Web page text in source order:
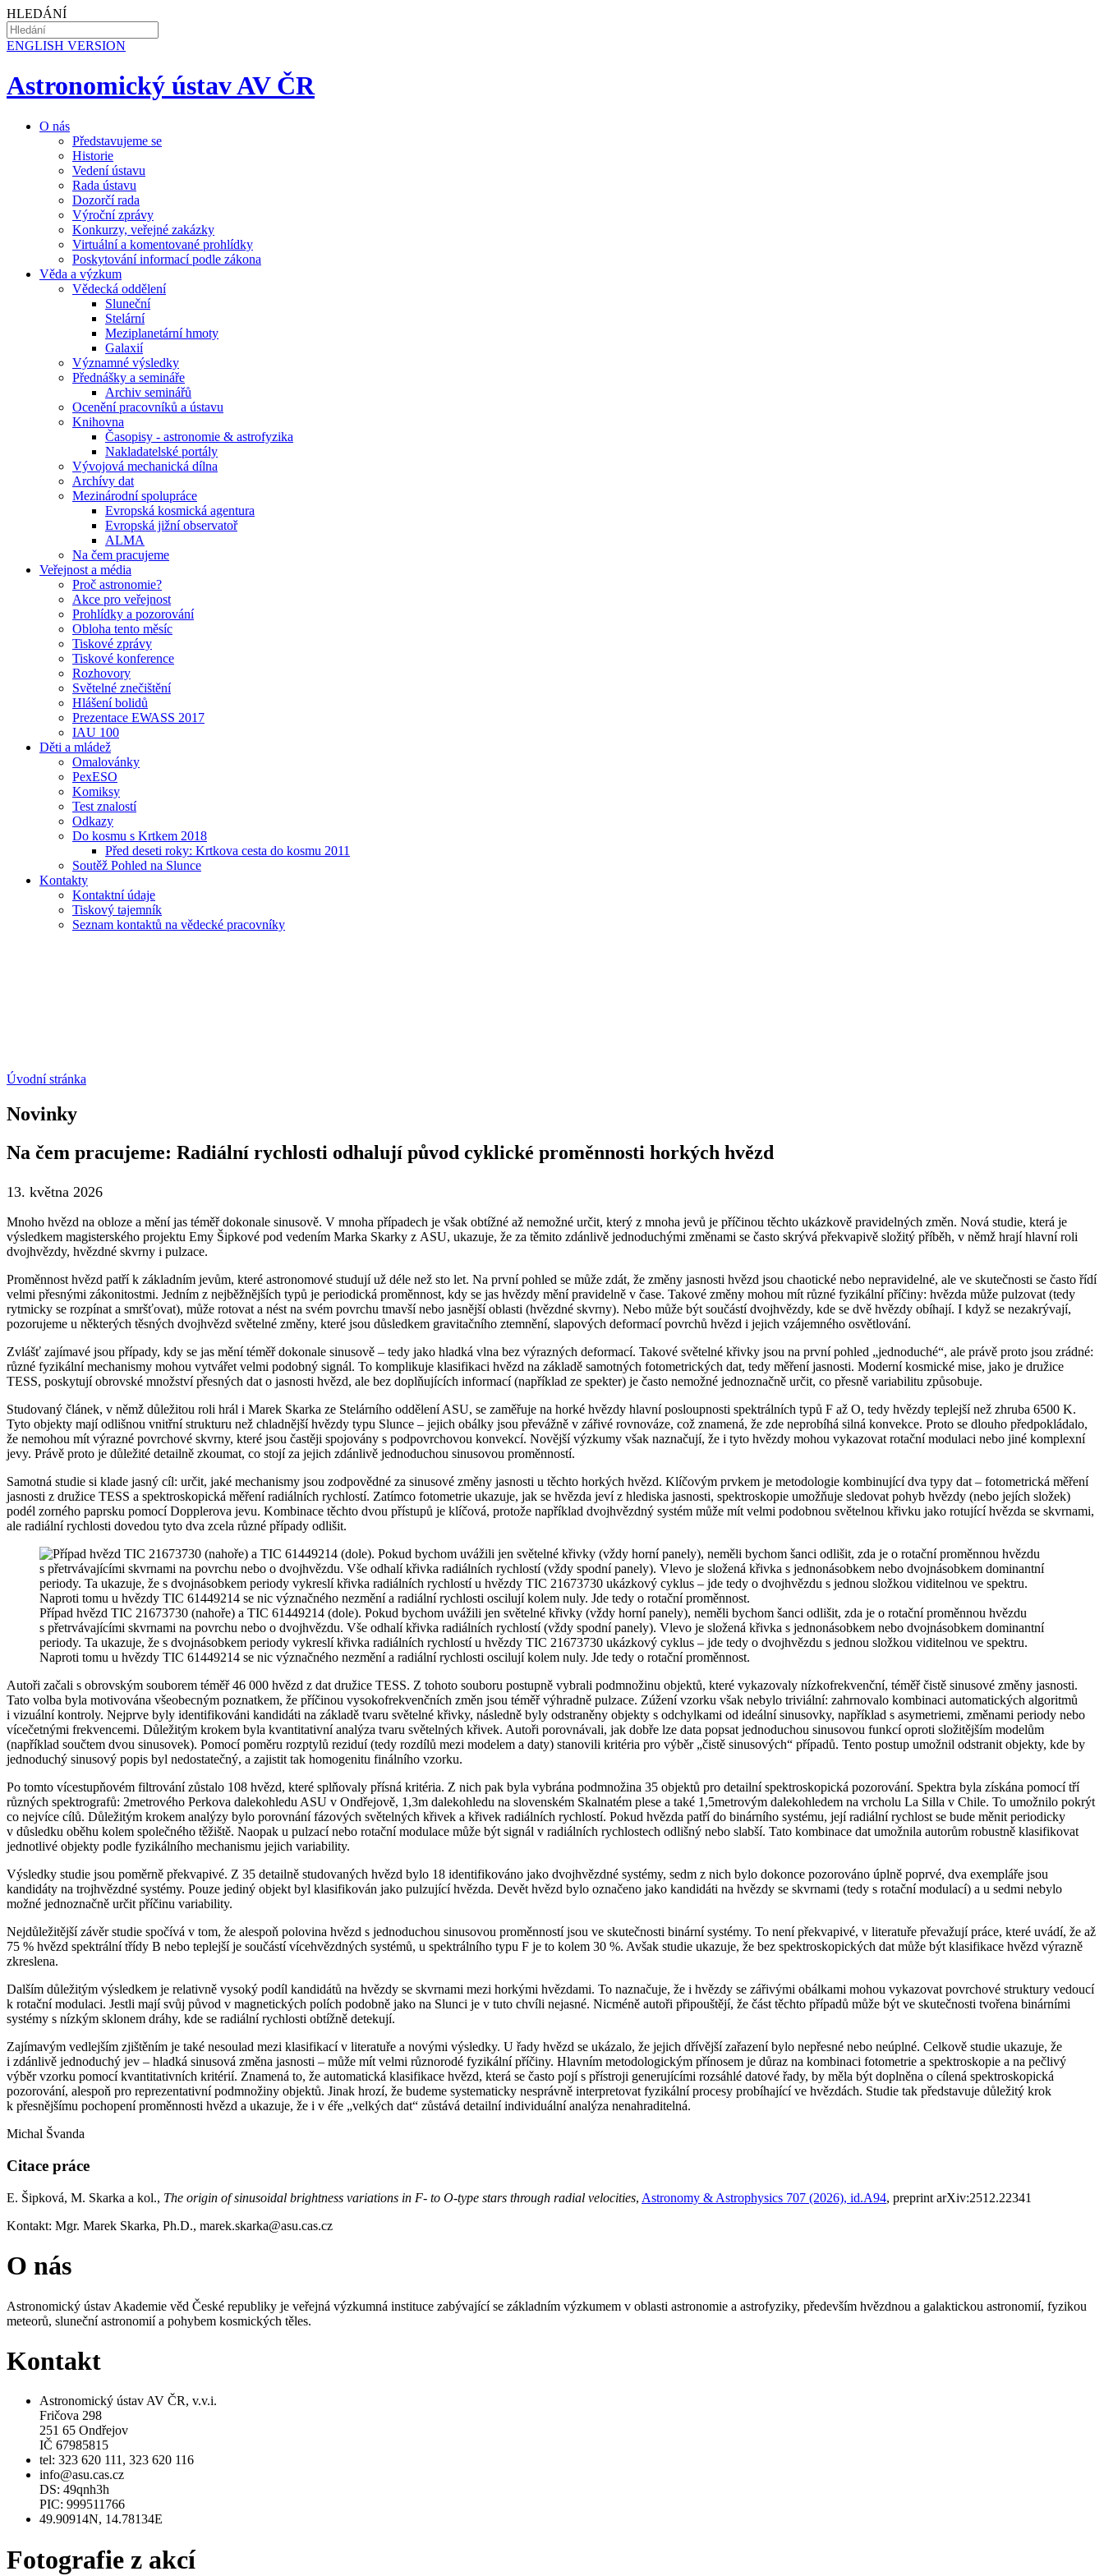
HLEDÁNÍ
ENGLISH VERSION
Astronomický ústav AV ČR
O nás
Představujeme se
Historie
Vedení ústavu
Rada ústavu
Dozorčí rada
Výroční zprávy
Konkurzy, veřejné zakázky
Virtuální a komentované prohlídky
Poskytování informací podle zákona
Věda a výzkum
Vědecká oddělení
Sluneční
Stelární
Meziplanetární hmoty
Galaxií
Významné výsledky
Přednášky a semináře
Archiv seminářů
Ocenění pracovníků a ústavu
Knihovna
Časopisy - astronomie & astrofyzika
Nakladatelské portály
Vývojová mechanická dílna
Archívy dat
Mezinárodní spolupráce
Evropská kosmická agentura
Evropská jižní observatoř
ALMA
Na čem pracujeme
Veřejnost a média
Proč astronomie?
Akce pro veřejnost
Prohlídky a pozorování
Obloha tento měsíc
Tiskové zprávy
Tiskové konference
Rozhovory
Světelné znečištění
Hlášení bolidů
Prezentace EWASS 2017
IAU 100
Děti a mládež
Omalovánky
PexESO
Komiksy
Test znalostí
Odkazy
Do kosmu s Krtkem 2018
Před deseti roky: Krtkova cesta do kosmu 2011
Soutěž Pohled na Slunce
Kontakty
Kontaktní údaje
Tiskový tajemník
Seznam kontaktů na vědecké pracovníky
Úvodní stránka
Novinky
Na čem pracujeme: Radiální rychlosti odhalují původ cyklické proměnnosti horkých hvězd
13. května 2026
Mnoho hvězd na obloze a mění jas téměř dokonale sinusově. V mnoha případech je však obtížné až nemožné určit, který z mnoha jevů je příčinou těchto ukázkově pravidelných změn. Nová studie, která je
výsledkem magisterského projektu Emy Šipkové pod vedením Marka Skarky z ASU, ukazuje, že za těmito zdánlivě jednoduchými změnami se často skrývá překvapivě složitý příběh, v němž hrají hlavní roli
dvojhvězdy, hvězdné skvrny i pulzace.
Proměnnost hvězd patří k základním jevům, které astronomové studují už déle než sto let. Na první pohled se může zdát, že změny jasnosti hvězd jsou chaotické nebo nepravidelné, ale ve skutečnosti se často řídí
velmi přesnými zákonitostmi. Jedním z nejběžnějších typů je periodická proměnnost, kdy se jas hvězdy mění pravidelně v čase. Takové změny mohou mít různé fyzikální příčiny: hvězda může pulzovat (tedy
rytmicky se rozpínat a smršťovat), může rotovat a nést na svém povrchu tmavší nebo jasnější oblasti (hvězdné skvrny). Nebo může být součástí dvojhvězdy, kde se dvě hvězdy obíhají. I když se nezakrývají,
pozorujeme u některých těsných dvojhvězd světelné změny, které jsou důsledkem gravitačního ztemnění, slapových deformací povrchů hvězd i jejich vzájemného osvětlování.
Zvlášť zajímavé jsou případy, kdy se jas mění téměř dokonale sinusově – tedy jako hladká vlna bez výrazných deformací. Takové světelné křivky jsou na první pohled „jednoduché“, ale právě proto jsou zrádné:
různé fyzikální mechanismy mohou vytvářet velmi podobný signál. To komplikuje klasifikaci hvězd na základě samotných fotometrických dat, tedy měření jasnosti. Moderní kosmické mise, jako je družice
TESS, poskytují obrovské množství přesných dat o jasnosti hvězd, ale bez doplňujících informací (například ze spekter) je často nemožné jednoznačně určit, co přesně variabilitu způsobuje.
Studovaný článek, v němž důležitou roli hrál i Marek Skarka ze Stelárního oddělení ASU, se zaměřuje na horké hvězdy hlavní posloupnosti spektrálních typů F až O, tedy hvězdy teplejší než zhruba 6500 K.
Tyto objekty mají odlišnou vnitřní strukturu než chladnější hvězdy typu Slunce – jejich obálky jsou převážně v zářivé rovnováze, což znamená, že zde neprobíhá silná konvekce. Proto se dlouho předpokládalo,
že nemohou mít výrazné povrchové skvrny, které jsou častěji spojovány s podpovrchovou konvekcí. Novější výzkumy však naznačují, že i tyto hvězdy mohou vykazovat rotační modulaci nebo jiné komplexní
jevy. Právě proto je důležité detailně zkoumat, co stojí za jejich zdánlivě jednoduchou sinusovou proměnností.
Samotná studie si klade jasný cíl: určit, jaké mechanismy jsou zodpovědné za sinusové změny jasnosti u těchto horkých hvězd. Klíčovým prvkem je metodologie kombinující dva typy dat – fotometrická měření
jasnosti z družice TESS a spektroskopická měření radiálních rychlostí. Zatímco fotometrie ukazuje, jak se hvězda jeví z hlediska jasnosti, spektroskopie umožňuje sledovat pohyb hvězdy (nebo jejích složek)
podél zorného paprsku pomocí Dopplerova jevu. Kombinace těchto dvou přístupů je klíčová, protože například dvojhvězdný systém může mít velmi podobnou světelnou křivku jako rotující hvězda se skvrnami,
ale radiální rychlosti dovedou tyto dva zcela různé případy odlišit.
Případ hvězd TIC 21673730 (nahoře) a TIC 61449214 (dole). Pokud bychom uvážili jen světelné křivky (vždy horní panely), neměli bychom šanci odlišit, zda je o rotační proměnnou hvězdu
s přetrvávajícími skvrnami na povrchu nebo o dvojhvězdu. Vše odhalí křivka radiálních rychlostí (vždy spodní panely). Vlevo je složená křivka s jednonásobkem nebo dvojnásobkem dominantní
periody. Ta ukazuje, že s dvojnásobkem periody vykreslí křivka radiálních rychlostí u hvězdy TIC 21673730 ukázkový cyklus – jde tedy o dvojhvězdu s jednou složkou viditelnou ve spektru.
Naproti tomu u hvězdy TIC 61449214 se nic význačného nezmění a radiální rychlosti oscilují kolem nuly. Jde tedy o rotační proměnnost.
Autoři začali s obrovským souborem téměř 46 000 hvězd z dat družice TESS. Z tohoto souboru postupně vybrali podmnožinu objektů, které vykazovaly nízkofrekvenční, téměř čistě sinusové změny jasnosti.
Tato volba byla motivována všeobecným poznatkem, že příčinou vysokofrekvenčních změn jsou téměř výhradně pulzace. Zúžení vzorku však nebylo triviální: zahrnovalo kombinaci automatických algoritmů
i vizuální kontroly. Nejprve byly identifikováni kandidáti na základě tvaru světelné křivky, následně byly odstraněny objekty s odchylkami od ideální sinusovky, například s asymetriemi, změnami periody nebo
vícečetnými frekvencemi. Důležitým krokem byla kvantitativní analýza tvaru světelných křivek. Autoři porovnávali, jak dobře lze data popsat jednoduchou sinusovou funkcí oproti složitějším modelům
(například součtem dvou sinusovek). Pomocí poměru rozptylů reziduí (tedy rozdílů mezi modelem a daty) stanovili kritéria pro výběr „čistě sinusových“ případů. Tento postup umožnil odstranit objekty, kde by
jednoduchý sinusový popis byl nedostatečný, a zajistit tak homogenitu finálního vzorku.
Po tomto vícestupňovém filtrování zůstalo 108 hvězd, které splňovaly přísná kritéria. Z nich pak byla vybrána podmnožina 35 objektů pro detailní spektroskopická pozorování. Spektra byla získána pomocí tří
různých spektrografů: 2metrového Perkova dalekohledu ASU v Ondřejově, 1,3m dalekohledu na slovenském Skalnatém plese a také 1,5metrovým dalekohledem na vrcholu La Silla v Chile. To umožnilo pokrýt
co nejvíce cílů. Důležitým krokem analýzy bylo porovnání fázových světelných křivek a křivek radiálních rychlostí. Pokud hvězda patří do binárního systému, její radiální rychlost se bude měnit periodicky
v důsledku oběhu kolem společného těžiště. Naopak u pulzací nebo rotační modulace může být signál v radiálních rychlostech odlišný nebo slabší. Tato kombinace dat umožnila autorům robustně klasifikovat
jednotlivé objekty podle fyzikálního mechanismu jejich variability.
Výsledky studie jsou poměrně překvapivé. Z 35 detailně studovaných hvězd bylo 18 identifikováno jako dvojhvězdné systémy, sedm z nich bylo dokonce pozorováno úplně poprvé, dva exempláře jsou
kandidáty na trojhvězdné systémy. Pouze jediný objekt byl klasifikován jako pulzující hvězda. Devět hvězd bylo označeno jako kandidáti na hvězdy se skvrnami (tedy s rotační modulací) a u sedmi nebylo
možné jednoznačně určit příčinu variability.
Nejdůležitější závěr studie spočívá v tom, že alespoň polovina hvězd s jednoduchou sinusovou proměnností jsou ve skutečnosti binární systémy. To není překvapivé, v literatuře převažují práce, které uvádí, že až
75 % hvězd spektrální třídy B nebo teplejší je součástí vícehvězdných systémů, u spektrálního typu F je to kolem 30 %. Avšak studie ukazuje, že bez spektroskopických dat může být klasifikace hvězd výrazně
zkreslena.
Dalším důležitým výsledkem je relativně vysoký podíl kandidátů na hvězdy se skvrnami mezi horkými hvězdami. To naznačuje, že i hvězdy se zářivými obálkami mohou vykazovat povrchové struktury vedoucí
k rotační modulaci. Jestli mají svůj původ v magnetických polích podobně jako na Slunci je v tuto chvíli nejasné. Nicméně autoři připouštějí, že část těchto případů může být ve skutečnosti tvořena binárními
systémy s nízkým sklonem dráhy, kde se radiální rychlosti obtížně detekují.
Zajímavým vedlejším zjištěním je také nesoulad mezi klasifikací v literatuře a novými výsledky. U řady hvězd se ukázalo, že jejich dřívější zařazení bylo nepřesné nebo neúplné. Celkově studie ukazuje, že
i zdánlivě jednoduchý jev – hladká sinusová změna jasnosti – může mít velmi různorodé fyzikální příčiny. Hlavním metodologickým přínosem je důraz na kombinaci fotometrie a spektroskopie a na pečlivý
výběr vzorku pomocí kvantitativních kritérií. Znamená to, že automatická klasifikace hvězd, která se často pojí s přístroji generujícími rozsáhlé datové řady, by měla být doplněna o cílená spektroskopická
pozorování, alespoň pro reprezentativní podmnožiny objektů. Jinak hrozí, že budeme systematicky nesprávně interpretovat fyzikální procesy probíhající ve hvězdách. Studie tak představuje důležitý krok
k přesnějšímu pochopení proměnnosti hvězd a ukazuje, že i v éře „velkých dat“ zůstává detailní individuální analýza nenahraditelná.
Michal Švanda
Citace práce
E. Šipková, M. Skarka a kol., The origin of sinusoidal brightness variations in F- to O-type stars through radial velocities, Astronomy & Astrophysics 707 (2026), id.A94, preprint arXiv:2512.22341
Kontakt: Mgr. Marek Skarka, Ph.D., marek.skarka@asu.cas.cz
O nás
Astronomický ústav Akademie věd České republiky je veřejná výzkumná instituce zabývající se základním výzkumem v oblasti astronomie a astrofyziky, především hvězdnou a galaktickou astronomií, fyzikou
meteorů, sluneční astronomií a pohybem kosmických těles.
Kontakt
Astronomický ústav AV ČR, v.v.i.
Fričova 298
251 65 Ondřejov
IČ 67985815
tel: 323 620 111, 323 620 116
info@asu.cas.cz
DS: 49qnh3h
PIC: 999511766
49.90914N, 14.78134E
Fotografie z akcí